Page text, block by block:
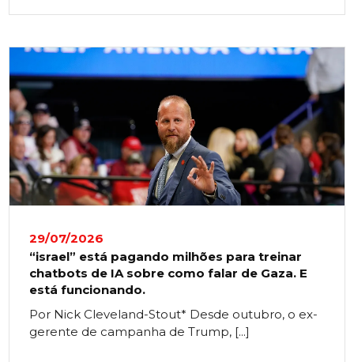
29/07/2026
“israel” está pagando milhões para treinar
chatbots de IA sobre como falar de Gaza. E
está funcionando.
Por Nick Cleveland-Stout* Desde outubro, o ex-
gerente de campanha de Trump, [...]